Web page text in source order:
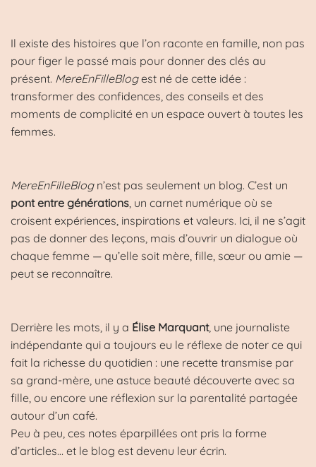
Il existe des histoires que l’on raconte en famille, non pas
pour figer le passé mais pour donner des clés au
présent. MereEnFilleBlogest né de cette idée :
transformer des confidences, des conseils et des
moments de complicité en un espace ouvert à toutes les
femmes.
MereEnFilleBlogn’est pas seulement un blog. C’est un
pont entre générations, un carnet numérique où se
croisent expériences, inspirations et valeurs. Ici, il ne s’agit
pas de donner des leçons, mais d’ouvrir un dialogue où
chaque femme — qu’elle soit mère, fille, sœur ou amie —
peut se reconnaître.
Derrière les mots, il y a Élise Marquant, une journaliste
indépendante qui a toujours eu le réflexe de noter ce qui
fait la richesse du quotidien : une recette transmise par
sa grand-mère, une astuce beauté découverte avec sa
fille, ou encore une réflexion sur la parentalité partagée
autour d’un café.
Peu à peu, ces notes éparpillées ont pris la forme
d’articles… et le blog est devenu leur écrin.